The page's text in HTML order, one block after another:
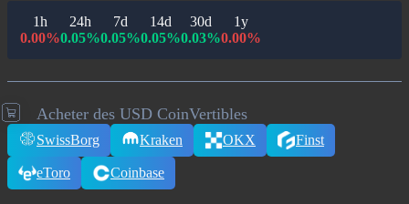
Acheter des USD CoinVertibles
SwissBorg Kraken OKX Finst
eToro Coinbase
1h
0.00%
24h
0.05%
7d
0.05%
14d
0.05%
30d
0.03%
1y
0.00%